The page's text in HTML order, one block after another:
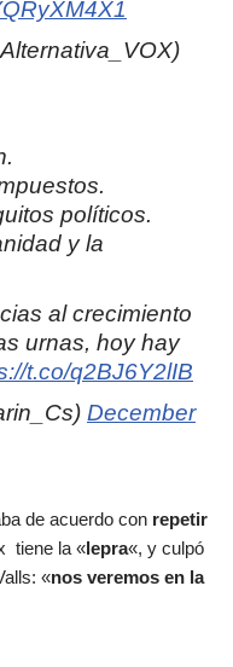
políticos.
y la
al crecimiento
urnas, hoy hay
t.co/q2BJ6Y2lIB
December
de acuerdo con repetir
tiene la «lepra«, y culpó
«nos veremos en la